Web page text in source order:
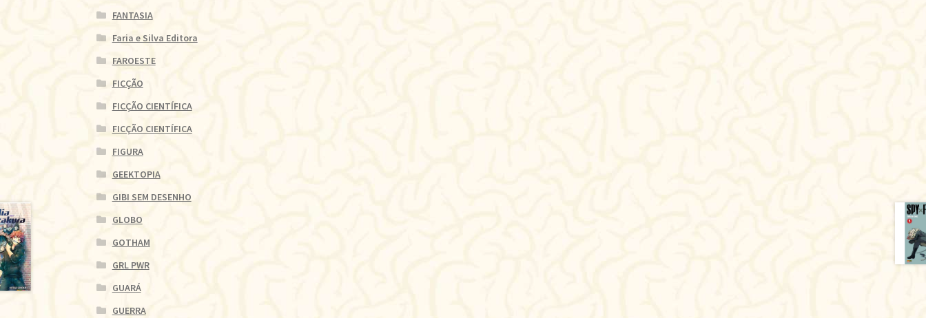
FANTASIA
Faria e Silva Editora
FAROESTE
FICÇÃO
FICÇÃO CIENTÍFICA
FICÇÃO CIENTÍFICA
FIGURA
GEEKTOPIA
GIBI SEM DESENHO
GLOBO
GOTHAM
GRL PWR
GUARÁ
GUERRA